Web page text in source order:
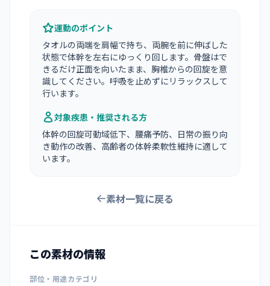
運動のポイント
タオルの両端を肩幅で持ち、両腕を前に伸ばした
状態で体幹を左右にゆっくり回します。骨盤はで
きるだけ正面を向いたまま、胸椎からの回旋を意
識してください。呼吸を止めずにリラックスして
行います。
対象疾患・推奨される方
体幹の回旋可動域低下、腰痛予防、日常の振り向
き動作の改善、高齢者の体幹柔軟性維持に適して
います。
素材一覧に戻る
この素材の情報
部位・用途カテゴリ